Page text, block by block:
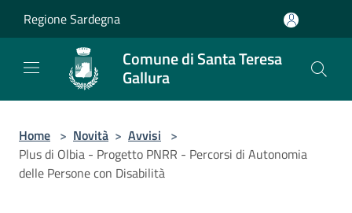
Regione Sardegna
Comune di Santa Teresa
Gallura
Home > Novità > Avvisi >
Plus di Olbia - Progetto PNRR - Percorsi di Autonomia
delle Persone con Disabilità